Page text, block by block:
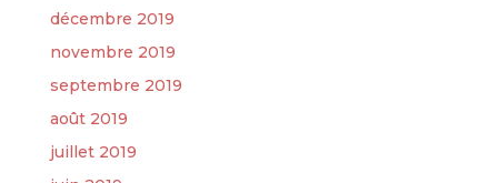
décembre 2019
novembre 2019
septembre 2019
août 2019
juillet 2019